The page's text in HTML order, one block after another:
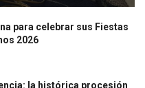
para celebrar sus Fiestas
2026
la histórica procesión